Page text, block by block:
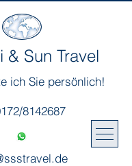
& Sun Travel
ich Sie persönlich!
8142687